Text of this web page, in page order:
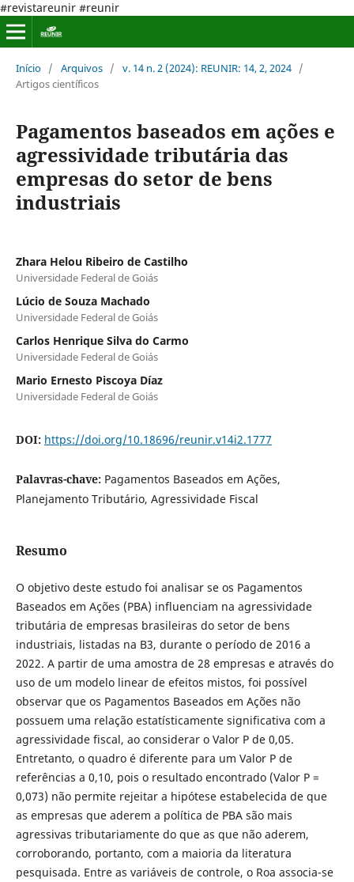
#revistareunir #reunir
Início / Arquivos / v. 14 n. 2 (2024): REUNIR: 14, 2, 2024 /
Artigos científicos
Pagamentos baseados em ações e
agressividade tributária das
empresas do setor de bens
industriais
Zhara Helou Ribeiro de Castilho
Universidade Federal de Goiás
Lúcio de Souza Machado
Universidade Federal de Goiás
Carlos Henrique Silva do Carmo
Universidade Federal de Goiás
Mario Ernesto Piscoya Díaz
Universidade Federal de Goiás
DOI: https://doi.org/10.18696/reunir.v14i2.1777
Palavras-chave: Pagamentos Baseados em Ações,
Planejamento Tributário, Agressividade Fiscal
Resumo
O objetivo deste estudo foi analisar se os Pagamentos
Baseados em Ações (PBA) influenciam na agressividade
tributária de empresas brasileiras do setor de bens
industriais, listadas na B3, durante o período de 2016 a
2022. A partir de uma amostra de 28 empresas e através do
uso de um modelo linear de efeitos mistos, foi possível
observar que os Pagamentos Baseados em Ações não
possuem uma relação estatísticamente significativa com a
agressividade fiscal, ao considerar o Valor P de 0,05.
Entretanto, o quadro é diferente para um Valor P de
referências a 0,10, pois o resultado encontrado (Valor P =
0,073) não permite rejeitar a hipótese estabelecida de que
as empresas que aderem a política de PBA são mais
agressivas tributariamente do que as que não aderem,
corroborando, portanto, com a maioria da literatura
pesquisada. Entre as variáveis de controle, o Roa associa-se